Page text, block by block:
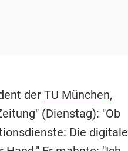
der TU München,
(Dienstag): "Ob
Die digitale